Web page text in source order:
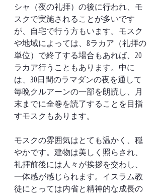
シャ（夜の礼拝）の後に行われ、モ
スクで実施されることが多いです
が、自宅で行う方もいます。モスク
や地域によっては、8ラカア（礼拝の
単位）で終了する場合もあれば、20
ラカア行うこともあります。中に
は、30日間のラマダンの夜を通して
毎晩クルアーンの一部を朗読し、月
末までに全巻を読了することを目指
すモスクもあります。
モスクの雰囲気はとても温かく、穏
やかです。建物は美しく照らされ、
礼拝前後には人々が挨拶を交わし、
一体感が感じられます。イスラム教
徒にとっては内省と精神的な成長の